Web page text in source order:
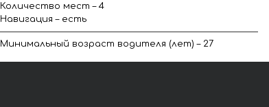
Количество мест – 4
Навигация – есть
Минимальный возраст водителя (лет) – 27